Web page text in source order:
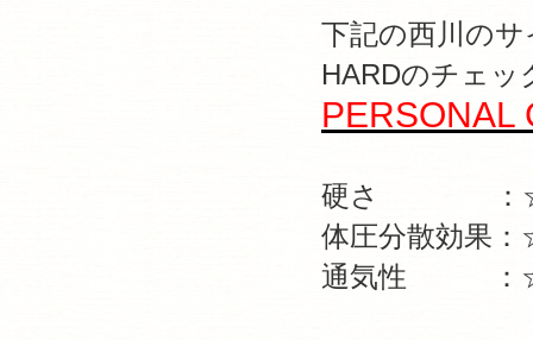
下記の西川の
HARDのチェッ
PERSONAL
硬さ ：
体圧分散効果
通気性